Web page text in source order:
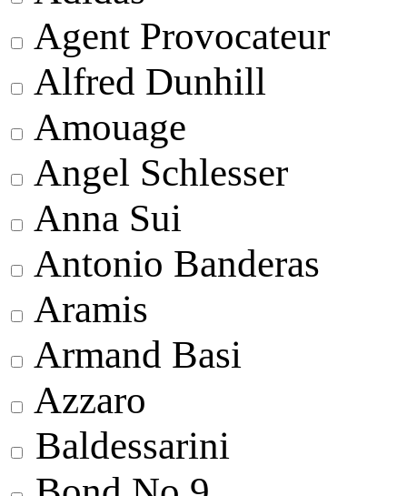
Agent Provocateur
Alfred Dunhill
Amouage
Angel Schlesser
Anna Sui
Antonio Banderas
Aramis
Armand Basi
Azzaro
Baldessarini